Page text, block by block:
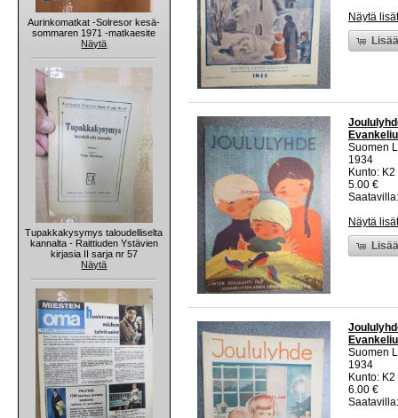
Aurinkomatkat -Solresor kesä-
sommaren 1971 -matkaesite
Näytä
Tupakkakysymys taloudelliselta
kannalta - Raittiuden Ystävien
kirjasia II sarja nr 57
Näytä
Näytä
Suomen
1934
Kunto:
5.00 €
Näytä
Suomen
1934
Kunto:
6.00 €